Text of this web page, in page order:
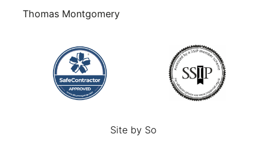
Thomas Montgomery
Site by So